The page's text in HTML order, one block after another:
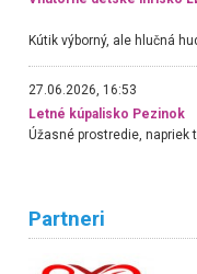
27.06.2026, 16:53
Letné kúpalisko Pezinok
Partneri